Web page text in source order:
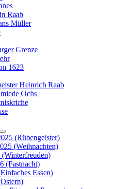
Raab
Müller
Grenze
1623
Heinrich Raab
Ochs
(Rübengeister)
(Weihnachten)
(Winterfreuden)
(Fastnacht)
Essen)